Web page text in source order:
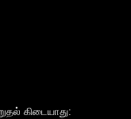
கிடையாது: